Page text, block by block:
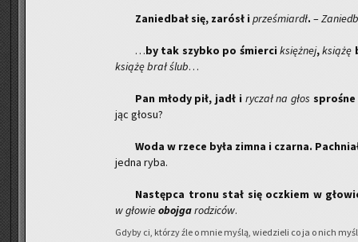
Za­nie­dbał się, za­rósł i prze­śmiardł. –
…by tak szyb­ko po śmier­ci księż­nej,ksią­żę
ksią­żę brał ślub…
Pan młody pił, jadł i ry­czał na głos
jąc głosu?
Woda w rzece była zimna i czar­na.
jedna ryba.
Na­stęp­ca tronu stał się oczkiem w
w gło­wieoboj­garo­dzi­ców.
Gdyby ci, któ­rzy źle o mnie myślą, wie­dzie­li co ja o nich